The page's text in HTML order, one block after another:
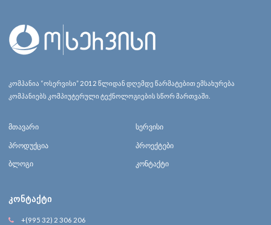
კომპანია “ოსერვისი” 2012 წლიდან დღემდე წარმატებით ემსახურება
კომპანიებს კომპიუტერული ტექნოლოგიების სწორ მართვაში.
მთავარი სერვისი
პროდუქცია პროექტები
ბლოგი კონტაქტი
ᲙᲝᲜᲢᲐᲥᲢᲘ
+(995 32) 2 306 206